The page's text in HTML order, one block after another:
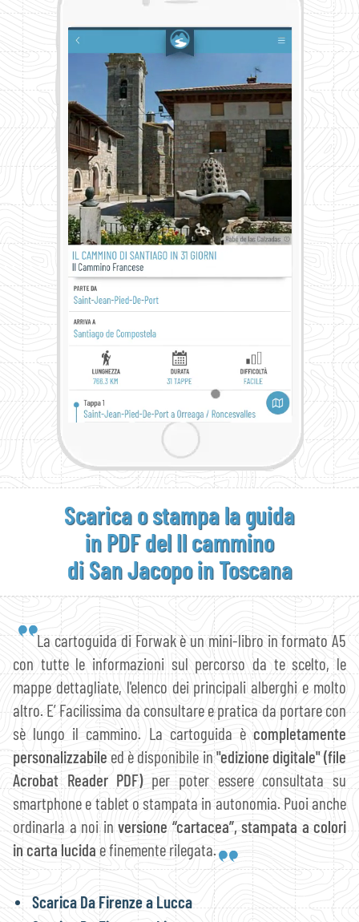
Scarica o stampa la guida
in PDF del Il cammino
di San Jacopo in Toscana
La cartoguida di Forwak è un mini-libro in formato A5
con tutte le informazioni sul percorso da te scelto, le
mappe dettagliate, l'elenco dei principali alberghi e molto
altro. E’ Facilissima da consultare e pratica da portare con
sè lungo il cammino. La cartoguida ècompletamente
personalizzabileed è disponibile in"edizione digitale" (file
Acrobat Reader PDF)per poter essere consultata su
smartphone e tablet o stampata in autonomia. Puoi anche
ordinarla a noi inversione “cartacea”, stampata a colori
in carta lucida e finemente rilegata.
Scarica Da Firenze a Lucca